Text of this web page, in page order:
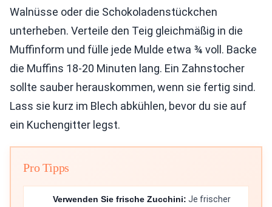
Walnüsse oder die Schokoladenstückchen
unterheben. Verteile den Teig gleichmäßig in die
Muffinform und fülle jede Mulde etwa ¾ voll. Backe
die Muffins 18-20 Minuten lang. Ein Zahnstocher
sollte sauber herauskommen, wenn sie fertig sind.
Lass sie kurz im Blech abkühlen, bevor du sie auf
ein Kuchengitter legst.
Pro Tipps
Verwenden Sie frische Zucchini: Je frischer